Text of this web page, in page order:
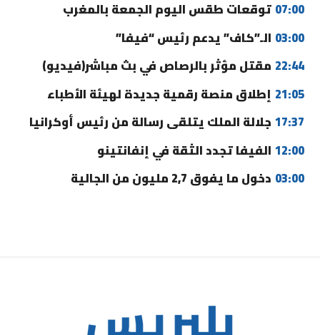
07:00 توقعات طقس اليوم الجمعة بالمغرب
03:00 الـ”كاف” يدعم رئيس “فيفا”
22:44 مقتل مؤثر بالرصاص في بث مباشر(فيديو)
21:05 إطلاق منصة رقمية جديدة لهيئة الأطباء
17:37 جلالة الملك يتلقى رسالة من رئيس أوكرانيا
12:00 الفيفا تجدد الثقة في إنفانتينو
03:00 دخول ما يفوق 2,7 مليون من الجالية